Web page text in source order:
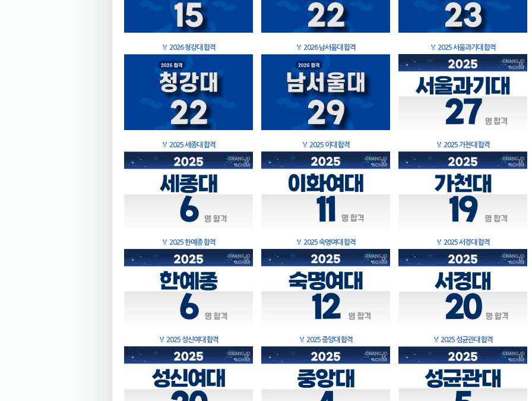
🏅 2026 청강대 합격 🏅 2026 남서울대 합격 🏅 2025 서울과기대 합격
🏅 2025 세종대 합격 🏅 2025 이대 합격 🏅 2025 가천대 합격
🏅 2025 한예종 합격 🏅 2025 숙명여대 합격 🏅 2025 서경대 합격
🏅 2025 성신여대 합격 🏅 2025 중앙대 합격 🏅 2025 성균관대 합격